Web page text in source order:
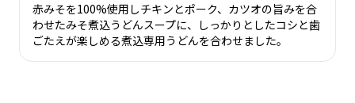
赤みそを100%使用しチキンとポーク、カツオの旨みを合
わせたみそ煮込うどんスープに、しっかりとしたコシと歯
ごたえが楽しめる煮込専用うどんを合わせました。